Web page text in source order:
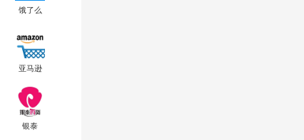
饿了么
亚马逊
银泰